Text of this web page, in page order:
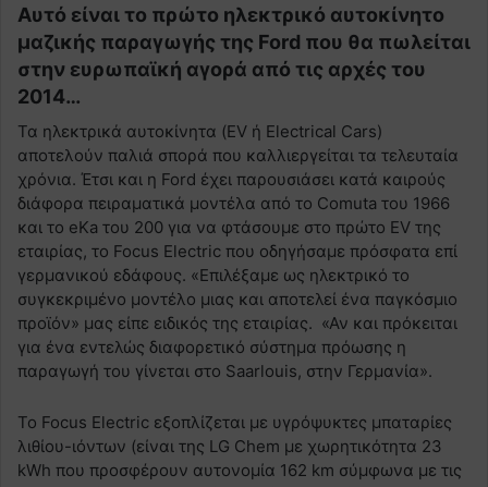
Αυτό είναι το πρώτο ηλεκτρικό αυτοκίνητο
μαζικής παραγωγής της Ford που θα πωλείται
στην ευρωπαϊκή αγορά από τις αρχές του
2014…
Τα ηλεκτρικά αυτοκίνητα (EV ή Electrical Cars)
αποτελούν παλιά σπορά που καλλιεργείται τα τελευταία
χρόνια. Έτσι και η Ford έχει παρουσιάσει κατά καιρούς
διάφορα πειραματικά μοντέλα από το Comuta του 1966
και το eKa του 200 για να φτάσουμε στο πρώτο EV της
εταιρίας, το Focus Electric που οδηγήσαμε πρόσφατα επί
γερμανικού εδάφους. «Επιλέξαμε ως ηλεκτρικό το
συγκεκριμένο μοντέλο μιας και αποτελεί ένα παγκόσμιο
προϊόν» μας είπε ειδικός της εταιρίας. «Αν και πρόκειται
για ένα εντελώς διαφορετικό σύστημα πρόωσης η
παραγωγή του γίνεται στο Saarlouis, στην Γερμανία».
To Focus Electric εξοπλίζεται με υγρόψυκτες μπαταρίες
λιθίου-ιόντων (είναι της LG Chem με χωρητικότητα 23
kWh που προσφέρουν αυτονομία 162 km σύμφωνα με τις